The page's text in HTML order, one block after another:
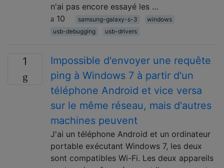
n'ai pas encore essayé les …
10
samsung-galaxy-s-3
windows
usb-debugging
usb-drivers
1
Impossible d'envoyer une requête
ping à Windows 7 à partir d'un
téléphone Android et vice versa
sur le même réseau, mais d'autres
machines peuvent
J'ai un téléphone Android et un ordinateur
portable exécutant Windows 7, les deux
sont compatibles Wi-Fi. Les deux appareils